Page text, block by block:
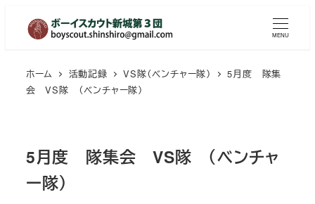
MENU
ホーム 活動記録 VS隊（ベンチャー隊）
5月度 隊集
会 VS隊 （ベンチャー隊）
5月度 隊集会 VS隊 （ベンチャ
ー隊）